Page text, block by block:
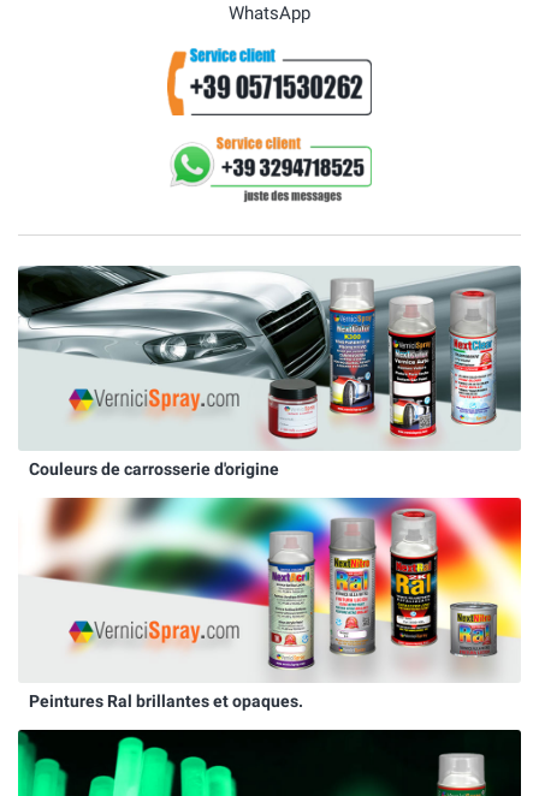
WhatsApp
Couleurs de carrosserie d'origine
Peintures Ral brillantes et opaques.